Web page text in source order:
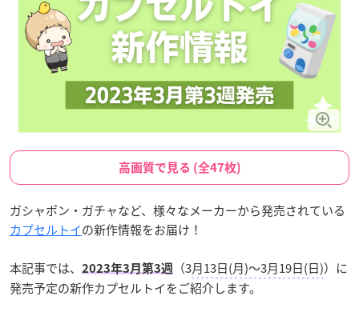
高画質で見る (全47枚)
ガシャポン・ガチャなど、様々なメーカーから発売されている
カプセルトイの新作情報をお届け！
本記事では、 2023年3月第3週 （3月13日(月)〜3月19日(日)）に
発売予定の新作カプセルトイをご紹介します。